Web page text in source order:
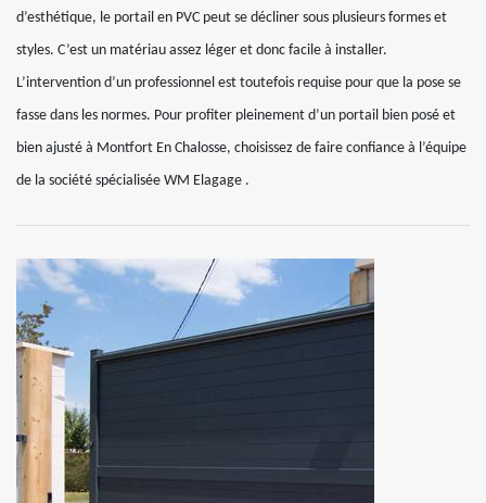
d’esthétique, le portail en PVC peut se décliner sous plusieurs formes et
styles. C’est un matériau assez léger et donc facile à installer.
L’intervention d’un professionnel est toutefois requise pour que la pose se
fasse dans les normes. Pour profiter pleinement d’un portail bien posé et
bien ajusté à Montfort En Chalosse, choisissez de faire confiance à l’équipe
de la société spécialisée WM Elagage .